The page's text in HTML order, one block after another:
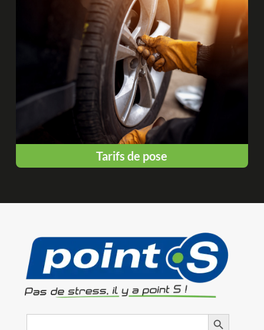
Tarifs de pose
Search
Search Button